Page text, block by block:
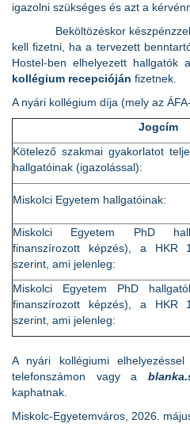
igazolni szükséges és azt a
Beköltözéskor készpénzzel
kell fizetni, ha a tervezett
Hostel-ben elhelyezett
kollégium recepcióján fizetnek.
A nyári kollégium díja (mely az
Jogcím
Kötelező szakmai gyakorlatot
hallgatóinak (igazolással):
Miskolci Egyetem hallgatóinak:
Miskolci Egyetem PhD
finanszírozott képzés), a HKR
szerint, ami jelenleg:
Miskolci Egyetem PhD
finanszírozott képzés), a HKR
szerint, ami jelenleg:
A nyári kollégiumi
telefonszámon vagy a
kaphatnak.
Miskolc-Egyetemváros, 2026.